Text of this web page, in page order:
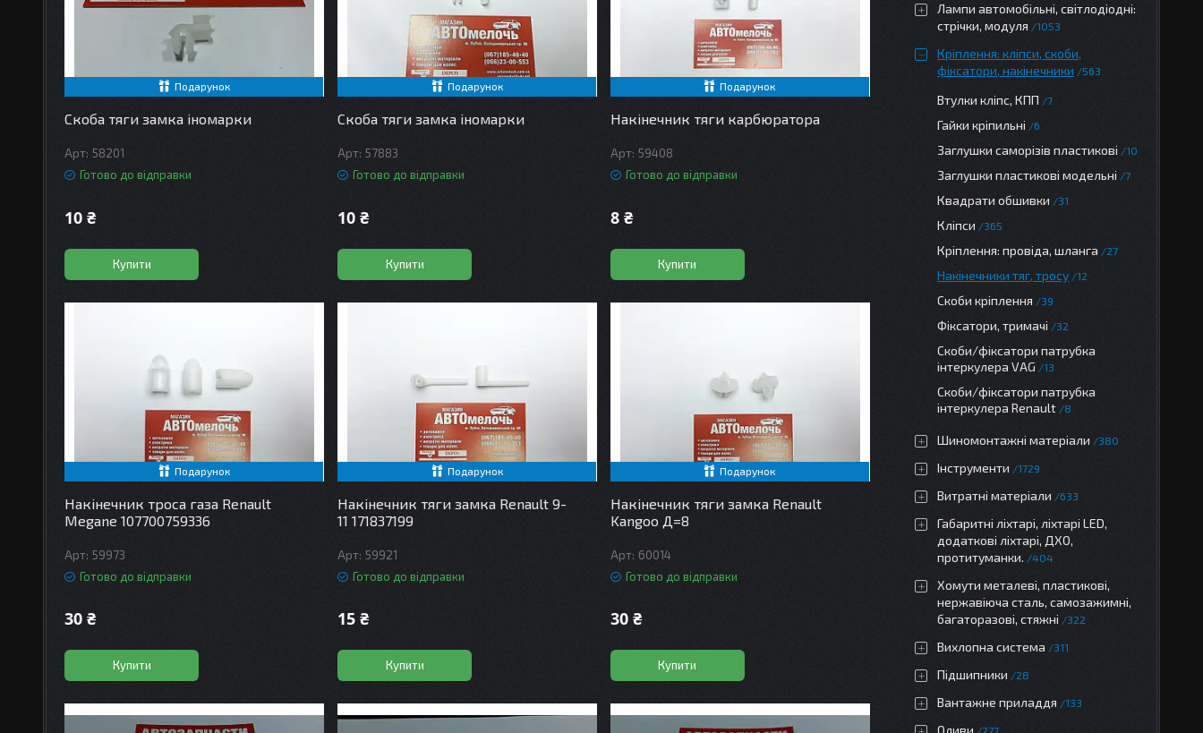
Подарунок
Скоба тяги замка іномарки
58201
Готово до відправки
10 ₴
Купити
Подарунок
Скоба тяги замка іномарки
57883
Готово до відправки
10 ₴
Купити
Подарунок
Накінечник тяги карбюратора
59408
Готово до відправки
8 ₴
Купити
Подарунок
Накінечник троса газа Renault
Megane 107700759336
59973
Готово до відправки
30 ₴
Купити
Подарунок
Накінечник тяги замка Renault 9-
11 171837199
59921
Готово до відправки
15 ₴
Купити
Подарунок
Накінечник тяги замка Renault
Kangoo Д=8
60014
Готово до відправки
30 ₴
Купити
Лампи автомобільні, світлодіодні:
стрічки, модуля
1053
Кріплення: кліпси, скоби,
фіксатори, накінечники
563
Втулки кліпс, КПП 7
Гайки кріпильні 6
Заглушки саморізів пластикові 10
Заглушки пластикові модельні 7
Квадрати обшивки 31
Кліпси 365
Кріплення: провіда, шланга 27
Накінечники тяг, тросу 12
Скоби кріплення 39
Фіксатори, тримачі 32
Скоби/фіксатори патрубка
інтеркулера VAG
13
Скоби/фіксатори патрубка
інтеркулера Renault
8
Шиномонтажні матеріали 380
Інструменти 1729
Витратні матеріали 633
Габаритні ліхтарі, ліхтарі LED,
додаткові ліхтарі, ДХО,
протитуманки.
404
Хомути металеві, пластикові,
нержавіюча сталь, самозажимні,
багаторазові, стяжні
322
Вихлопна система 311
Підшипники 28
Вантажне приладдя 133
Оливи 277